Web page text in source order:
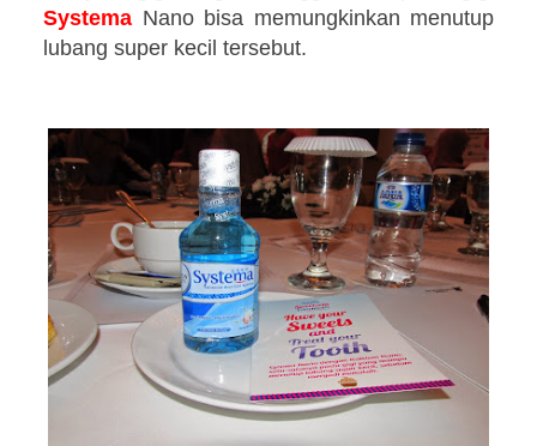
Systema Nano bisa memungkinkan menutup
lubang super kecil tersebut.